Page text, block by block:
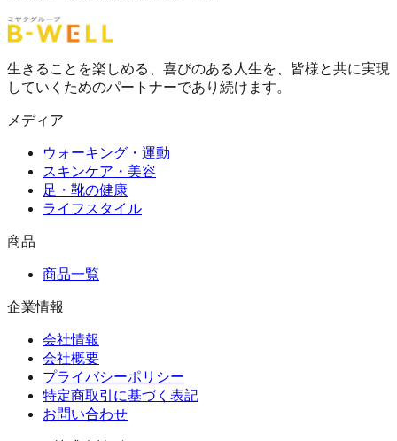
生きることを楽しめる、喜びのある人生を、皆様と共に実現
していくためのパートナーであり続けます。
メディア
ウォーキング・運動
スキンケア・美容
足・靴の健康
ライフスタイル
商品
商品一覧
企業情報
会社情報
会社概要
プライバシーポリシー
特定商取引に基づく表記
お問い合わせ